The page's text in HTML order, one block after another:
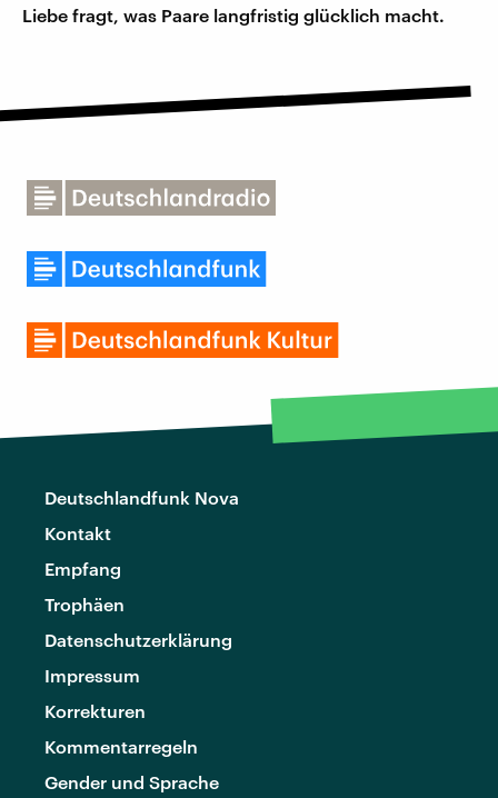
Liebe fragt, was Paare langfristig glücklich macht.
Deutschlandfunk Nova
Kontakt
Empfang
Trophäen
Datenschutzerklärung
Impressum
Korrekturen
Kommentarregeln
Gender und Sprache